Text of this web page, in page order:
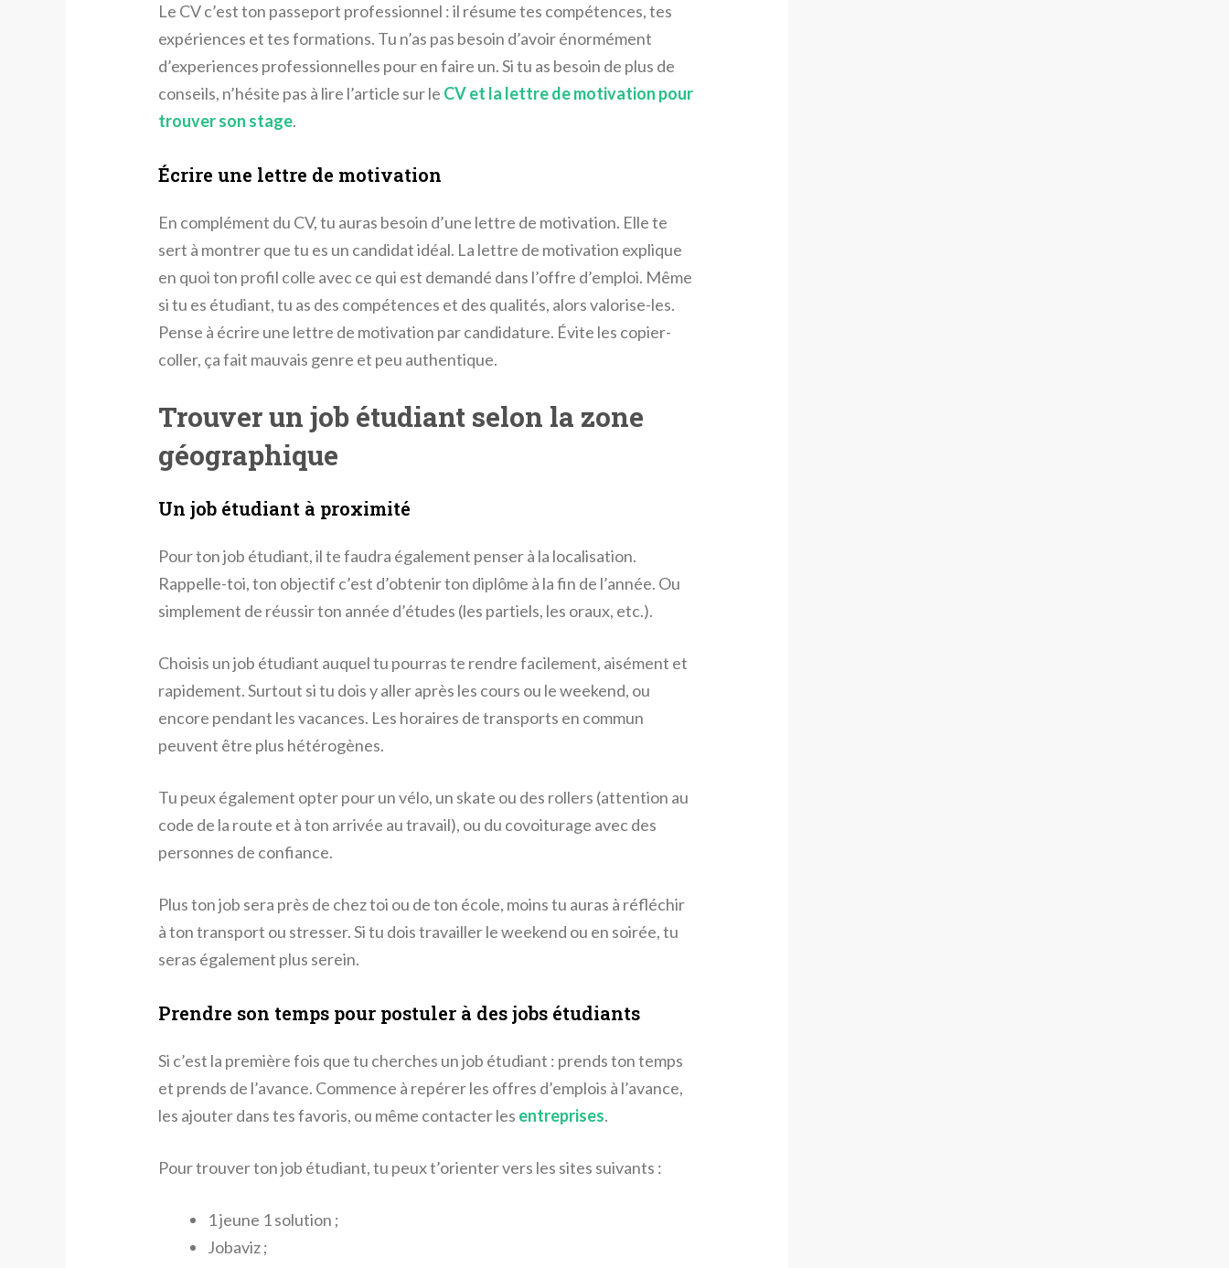
Le CV c’est ton passeport professionnel : il résume tes compétences, tes
expériences et tes formations. Tu n’as pas besoin d’avoir énormément
d’experiences professionnelles pour en faire un. Si tu as besoin de plus de
conseils, n’hésite pas à lire l’article sur le CV et la lettre de motivation pour
trouver son stage.
Écrire une lettre de motivation
En complément du CV, tu auras besoin d’une lettre de motivation. Elle te
sert à montrer que tu es un candidat idéal. La lettre de motivation explique
en quoi ton profil colle avec ce qui est demandé dans l’offre d’emploi. Même
si tu es étudiant, tu as des compétences et des qualités, alors valorise-les.
Pense à écrire une lettre de motivation par candidature. Évite les copier-
coller, ça fait mauvais genre et peu authentique.
Trouver un job étudiant selon la zone
géographique
Un job étudiant à proximité
Pour ton job étudiant, il te faudra également penser à la localisation.
Rappelle-toi, ton objectif c’est d’obtenir ton diplôme à la fin de l’année. Ou
simplement de réussir ton année d’études (les partiels, les oraux, etc.).
Choisis un job étudiant auquel tu pourras te rendre facilement, aisément et
rapidement. Surtout si tu dois y aller après les cours ou le weekend, ou
encore pendant les vacances. Les horaires de transports en commun
peuvent être plus hétérogènes.
Tu peux également opter pour un vélo, un skate ou des rollers (attention au
code de la route et à ton arrivée au travail), ou du covoiturage avec des
personnes de confiance.
Plus ton job sera près de chez toi ou de ton école, moins tu auras à réfléchir
à ton transport ou stresser. Si tu dois travailler le weekend ou en soirée, tu
seras également plus serein.
Prendre son temps pour postuler à des jobs étudiants
Si c’est la première fois que tu cherches un job étudiant : prends ton temps
et prends de l’avance. Commence à repérer les offres d’emplois à l’avance,
les ajouter dans tes favoris, ou même contacter les entreprises.
Pour trouver ton job étudiant, tu peux t’orienter vers les sites suivants :
1 jeune 1 solution ;
Jobaviz ;